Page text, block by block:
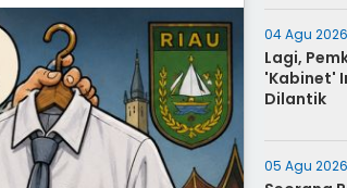
04 Agu 2026
Lagi,
'Kabinet'
Dilantik
05 Agu 2026